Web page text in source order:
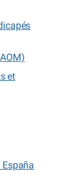
et